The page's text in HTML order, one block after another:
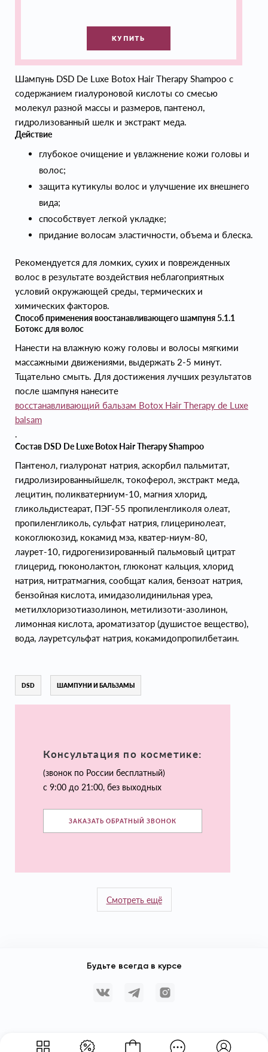
КУПИТЬ
Шампунь DSD De Luxe Botox Hair Therapy Shampoo с
содержанием гиалуроновой кислоты со смесью
молекул разной массы и размеров, пантенол,
гидролизованный шелк и экстракт меда.
Действие
глубокое очищение и увлажнение кожи головы и
волос;
защита кутикулы волос и улучшение их внешнего
вида;
способствует легкой укладке;
придание волосам эластичности, объема и блеска.
Рекомендуется для ломких, сухих и поврежденных
волос в результате воздействия неблагоприятных
условий окружающей среды, термических и
химических факторов.
Способ применения воостанавливающего шампуня 5.1.1
Ботокс для волос
Нанести на влажную кожу головы и волосы мягкими
массажными движениями, выдержать 2-5 минут.
Тщательно смыть. Для достижения лучших результатов
после шампуня нанесите
восстанавливающий бальзам Botox Hair Therapy de Luxe
balsam
.
Состав DSD De Luxe Botox Hair Therapy Shampoo
Пантенол, гиалуронат натрия, аскорбил пальмитат,
гидролизированныйшелк, токоферол, экстракт меда,
лецитин, поликватерниум-10, магния хлорид,
гликольдистеарат, ПЭГ-55 пропиленгликоля олеат,
пропиленгликоль, сульфат натрия, глицеринолеат,
кокоглюкозид, кокамид мэа, кватер-ниум-80,
лаурет-10, гидрогенизированный пальмовый цитрат
глицерид, гюконолактон, глюконат кальция, хлорид
натрия, нитратмагния, сообщат калия, бензоат натрия,
бензойная кислота, имидазолидинильная уреа,
метилхлоризотиазолинон, метилизоти-азолинон,
лимонная кислота, ароматизатор (душистое вещество),
вода, лауретсульфат натрия, кокамидопропилбетаин.
DSD ШАМПУНИ И БАЛЬЗАМЫ
Консультация по косметике:
(звонок по России бесплатный)
с 9:00 до 21:00, без выходных
ЗАКАЗАТЬ ОБРАТНЫЙ ЗВОНОК
Смотреть ещё
Будьте всегда в курсе